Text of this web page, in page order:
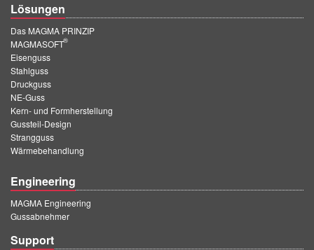
MAGMA Korea
EN
KO
Lösungen
Das MAGMA PRINZIP
MAGMASOFT
®
Eisenguss
Stahlguss
Druckguss
NE-Guss
Kern- und Formherstellung
Gussteil-Design
Strangguss
Wärmebehandlung
Engineering
MAGMA Engineering
Gussabnehmer
Support